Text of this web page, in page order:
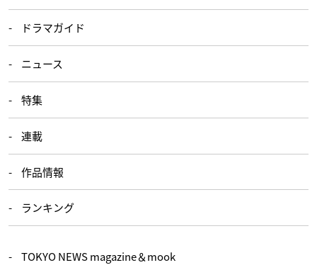
ドラマガイド
ニュース
特集
連載
作品情報
ランキング
TOKYO NEWS magazine＆mook